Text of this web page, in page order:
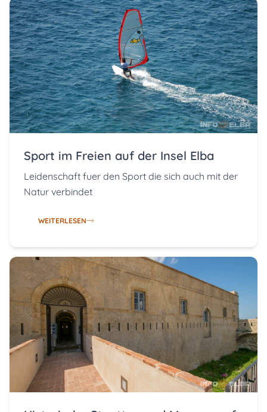
Sport im Freien auf der Insel Elba
Leidenschaft fuer den Sport die sich auch mit der
Natur verbindet
WEITERLESEN